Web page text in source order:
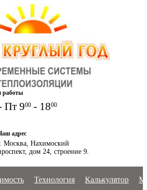
778-19-38
825-48-11
работы
Пт 900 - 1800
адрес
Москва, Нахимоский
дом 24, строение 9.
Технология Калькулятор